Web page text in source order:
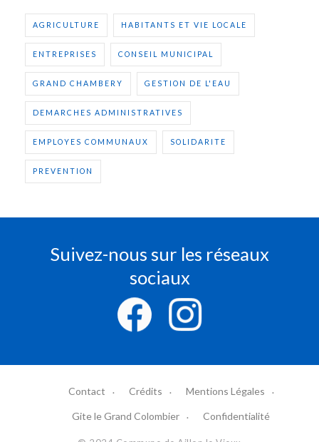
AGRICULTURE HABITANTS ET VIE LOCALE
ENTREPRISES CONSEIL MUNICIPAL
GRAND CHAMBERY GESTION DE L'EAU
DEMARCHES ADMINISTRATIVES
EMPLOYES COMMUNAUX SOLIDARITE
PREVENTION
Suivez-nous sur les réseaux
sociaux
Contact Crédits Mentions Légales
Gite le Grand Colombier Confidentialité